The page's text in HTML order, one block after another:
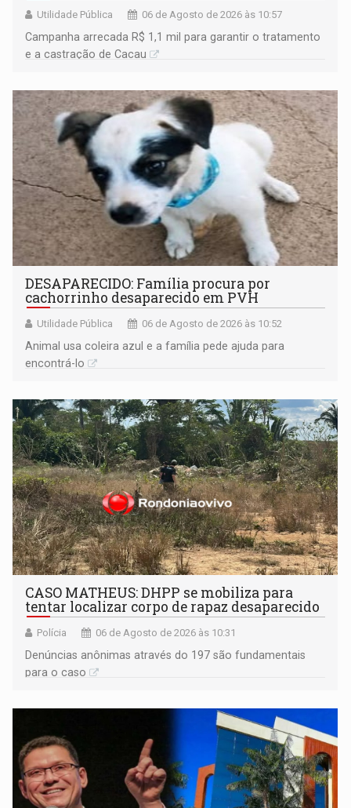
Utilidade Pública 06 de Agosto de 2026 às 10:57
Campanha arrecada R$ 1,1 mil para garantir o tratamento
e a castração de Cacau
DESAPARECIDO: Família procura por
cachorrinho desaparecido em PVH
Utilidade Pública 06 de Agosto de 2026 às 10:52
Animal usa coleira azul e a família pede ajuda para
encontrá-lo
CASO MATHEUS: DHPP se mobiliza para
tentar localizar corpo de rapaz desaparecido
Polícia 06 de Agosto de 2026 às 10:31
Denúncias anônimas através do 197 são fundamentais
para o caso